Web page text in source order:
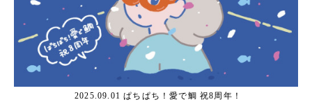
2025.09.01 ぱちぱち！愛で鯛 祝8周年！